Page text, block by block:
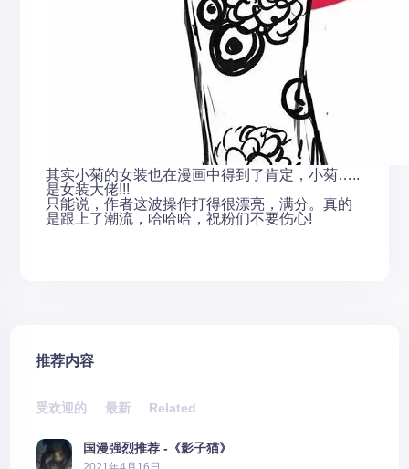
其实小菊的女装也在漫画中得到了肯定，小菊…..
是女装大佬!!!
只能说，作者这波操作打得很漂亮，满分。真的
是跟上了潮流，哈哈哈，祝粉们不要伤心!
推荐内容
受欢迎的 最新 Related
国漫强烈推荐 -《影子猫》